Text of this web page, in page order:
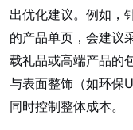
出优化建议。例如，
的产品单页，会建议
载礼品或高端产品的
与表面整饰（如环保
同时控制整体成本。